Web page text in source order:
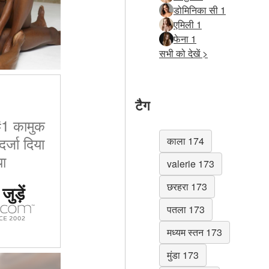
कामुक
दिया
डोमिनिका सी 1
एमिली 1
फेना 1
सभी को देखें >
टैग
काला 174
valerie 173
छरहरा 173
पतला 173
मध्यम स्तन 173
मुंडा 173